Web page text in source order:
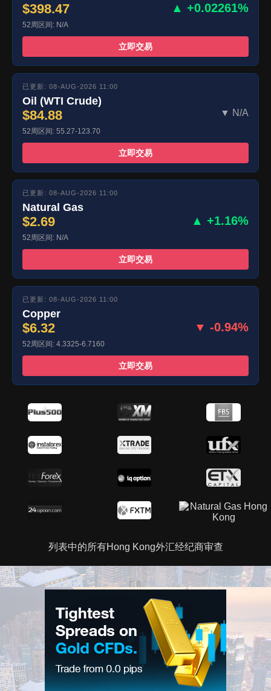
$398.47 ▲ +0.02261%
52周区间: N/A
立即交易
已更新: 08-AUG-2026 11:00
Oil (WTI Crude)
$84.88 ▼ N/A
52周区间: 55.27-123.70
立即交易
已更新: 08-AUG-2026 11:00
Natural Gas
$2.69 ▲ +1.16%
52周区间: N/A
立即交易
已更新: 08-AUG-2026 11:00
Copper
$6.32 ▼ -0.94%
52周区间: 4.3325-6.7160
立即交易
列表中的所有Hong Kong外汇经纪商审查
广告